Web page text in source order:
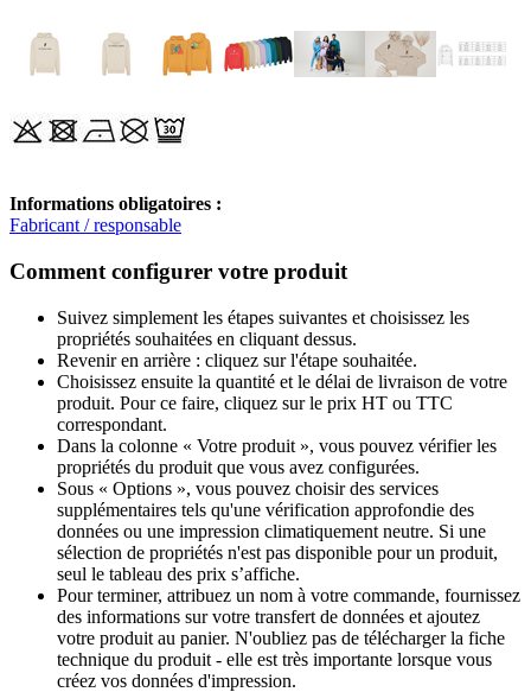
Informations obligatoires :
Fabricant / responsable
Comment configurer votre produit
Suivez simplement les étapes suivantes et choisissez les
propriétés souhaitées en cliquant dessus.
Revenir en arrière : cliquez sur l'étape souhaitée.
Choisissez ensuite la quantité et le délai de livraison de votre
produit. Pour ce faire, cliquez sur le prix HT ou TTC
correspondant.
Dans la colonne « Votre produit », vous pouvez vérifier les
propriétés du produit que vous avez configurées.
Sous « Options », vous pouvez choisir des services
supplémentaires tels qu'une vérification approfondie des
données ou une impression climatiquement neutre. Si une
sélection de propriétés n'est pas disponible pour un produit,
seul le tableau des prix s’affiche.
Pour terminer, attribuez un nom à votre commande, fournissez
des informations sur votre transfert de données et ajoutez
votre produit au panier. N'oubliez pas de télécharger la fiche
technique du produit - elle est très importante lorsque vous
créez vos données d'impression.